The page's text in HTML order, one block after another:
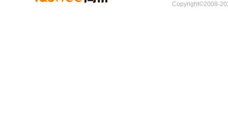
Copyright©2008-